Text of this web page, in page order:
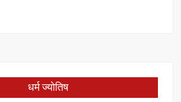
धर्म ज्योतिष